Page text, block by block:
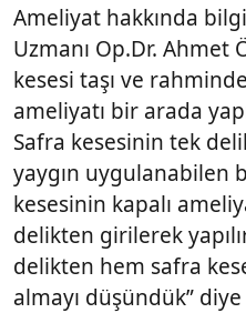
Ameliyat hakkında
Uzmanı Op.Dr. Ahmet
kesesi taşı ve
ameliyatı bir arada
Safra kesesinin tek
yaygın uygulanabilen
kesesinin kapalı
delikten girilerek
delikten hem safra
almayı düşündük”